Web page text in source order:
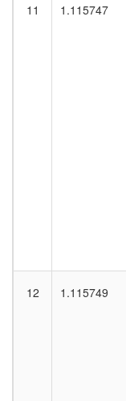
11 1.115747
12 1.115749